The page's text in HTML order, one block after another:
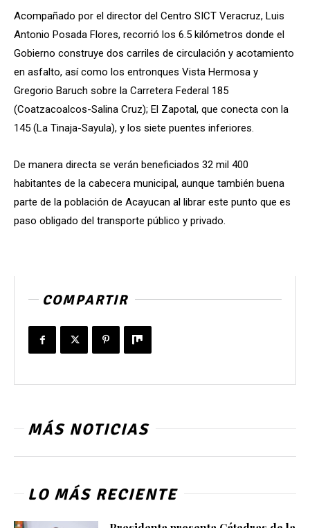
Acompañado por el director del Centro SICT Veracruz, Luis
Antonio Posada Flores, recorrió los 6.5 kilómetros donde el
Gobierno construye dos carriles de circulación y acotamiento
en asfalto, así como los entronques Vista Hermosa y
Gregorio Baruch sobre la Carretera Federal 185
(Coatzacoalcos-Salina Cruz); El Zapotal, que conecta con la
145 (La Tinaja-Sayula), y los siete puentes inferiores.
De manera directa se verán beneficiados 32 mil 400
habitantes de la cabecera municipal, aunque también buena
parte de la población de Acayucan al librar este punto que es
paso obligado del transporte público y privado.
COMPARTIR
MÁS NOTICIAS
LO MÁS RECIENTE